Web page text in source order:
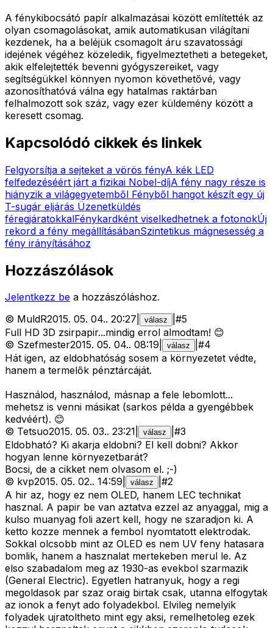
A fénykibocsátó papír alkalmazásai között említették az
olyan csomagolásokat, amik automatikusan világítani
kezdenek, ha a beléjük csomagolt áru szavatossági
idejének végéhez közeledik, figyelmeztetheti a betegeket,
akik elfelejtették bevenni gyógyszereiket, vagy
segítségükkel könnyen nyomon követhetővé, vagy
azonosíthatóvá válna egy hatalmas raktárban
felhalmozott sok száz, vagy ezer küldemény között a
keresett csomag.
Kapcsolódó cikkek és linkek
Felgyorsítja a sejteket a vörös fényA kék LED
felfedezéséért járt a fizikai Nobel-díjA fény nagy része is
hiányzik a világegyetemből Fényből hangot készít egy új
T-sugár eljárás Üzenetküldés
féregjáratokkalFénykardként viselkedhetnek a fotonokÚj
rekord a fény megállításábanSzintetikus mágnesesség a
fény irányításához
Hozzászólások
Jelentkezz be a hozzászóláshoz.
© MuldR2015. 05. 04.. 20:27 válasz #5
Full HD 3D zsirpapir...mindig errol almodtam! 😊
© Szefmester2015. 05. 04.. 08:19 válasz #4
Hát igen, az eldobhatóság sosem a környezetet védte,
hanem a termelők pénztárcáját.
Használod, használod, másnap a fele lebomlott...
mehetsz is venni másikat (sarkos példa a gyengébbek
kedvéért). 😊
© Tetsuo2015. 05. 03.. 23:21 válasz #3
Eldobható? Ki akarja eldobni? El kell dobni? Akkor
hogyan lenne környezetbarát?
Bocsi, de a cikket nem olvasom el. ;-)
© kvp2015. 05. 02.. 14:59 válasz #2
A hir az, hogy ez nem OLED, hanem LEC technikat
hasznal. A papir be van aztatva ezzel az anyaggal, mig a
kulso muanyag foli azert kell, hogy ne szaradjon ki. A
ketto kozze mennek a fembol nyomtatott elektrodak.
Sokkal olcsobb mint az OLED es nem UV feny hatasara
bomlik, hanem a hasznalat mertekeben merul le. Az
elso szabadalom meg az 1930-as evekbol szarmazik
(General Electric). Egyetlen hatranyuk, hogy a regi
megoldasok par szaz oraig birtak csak, utanna elfogytak
az ionok a fenyt ado folyadekbol. Elvileg nemelyik
folyadek ujratoltheto mint egy aksi, remelhetoleg ezek